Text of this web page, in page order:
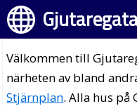
Välkommen till
närheten av bland
Stjärnplan. Alla hus på